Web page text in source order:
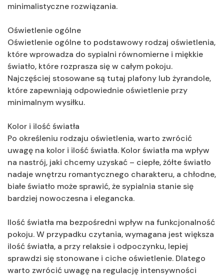
minimalistyczne rozwiązania.
Oświetlenie ogólne
Oświetlenie ogólne to podstawowy rodzaj oświetlenia,
które wprowadza do sypialni równomierne i miękkie
światło, które rozprasza się w całym pokoju.
Najczęściej stosowane są tutaj plafony lub żyrandole,
które zapewniają odpowiednie oświetlenie przy
minimalnym wysiłku.
Kolor i ilość światła
Po określeniu rodzaju oświetlenia, warto zwrócić
uwagę na kolor i ilość światła. Kolor światła ma wpływ
na nastrój, jaki chcemy uzyskać – ciepłe, żółte światło
nadaje wnętrzu romantycznego charakteru, a chłodne,
białe światło może sprawić, że sypialnia stanie się
bardziej nowoczesna i elegancka.
Ilość światła ma bezpośredni wpływ na funkcjonalność
pokoju. W przypadku czytania, wymagana jest większa
ilość światła, a przy relaksie i odpoczynku, lepiej
sprawdzi się stonowane i ciche oświetlenie. Dlatego
warto zwrócić uwagę na regulację intensywności